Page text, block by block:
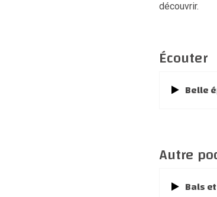
découvrir.
Écouter
Belle
Autre
Bals